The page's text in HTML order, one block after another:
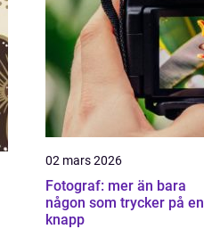
02 mars 2026
Fotograf: mer än bara
någon som trycker på en
knapp